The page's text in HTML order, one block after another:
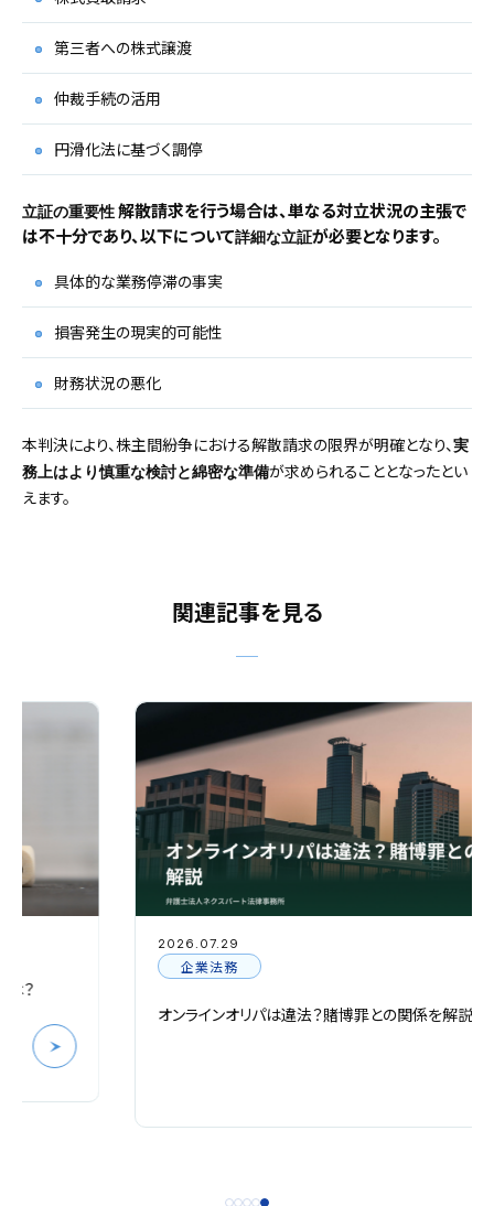
第三者への株式譲渡
仲裁手続の活用
円滑化法に基づく調停
立証の重要性 解散請求を行う場合は、単なる対立状況の主張で
は不十分であり、以下について詳細な立証が必要となります。
具体的な業務停滞の事実
損害発生の現実的可能性
財務状況の悪化
本判決により、株主間紛争における解散請求の限界が明確となり、実
務上はより慎重な検討と綿密な準備が求められることとなったとい
えます。
関連記事を見る
オンラインオリパは違法？賭博罪との関係を解説